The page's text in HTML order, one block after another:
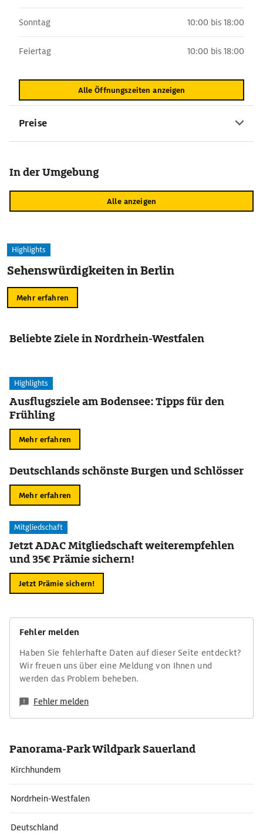
Sonntag 10:00 bis 18:00
Feiertag 10:00 bis 18:00
Alle Öffnungszeiten anzeigen
Preise
In der Umgebung
Alle anzeigen
Highlights
Sehenswürdigkeiten in Berlin
Mehr erfahren
Beliebte Ziele in Nordrhein-Westfalen
Highlights
Ausflugsziele am Bodensee: Tipps für den
Frühling
Mehr erfahren
Deutschlands schönste Burgen und Schlösser
Mehr erfahren
Mitgliedschaft
Jetzt ADAC Mitgliedschaft weiterempfehlen
und 35€ Prämie sichern!
Jetzt Prämie sichern!
Fehler melden
Haben Sie fehlerhafte Daten auf dieser Seite entdeckt?
Wir freuen uns über eine Meldung von Ihnen und
werden das Problem beheben.
Fehler melden
Panorama-Park Wildpark Sauerland
Kirchhundem
Nordrhein-Westfalen
Deutschland